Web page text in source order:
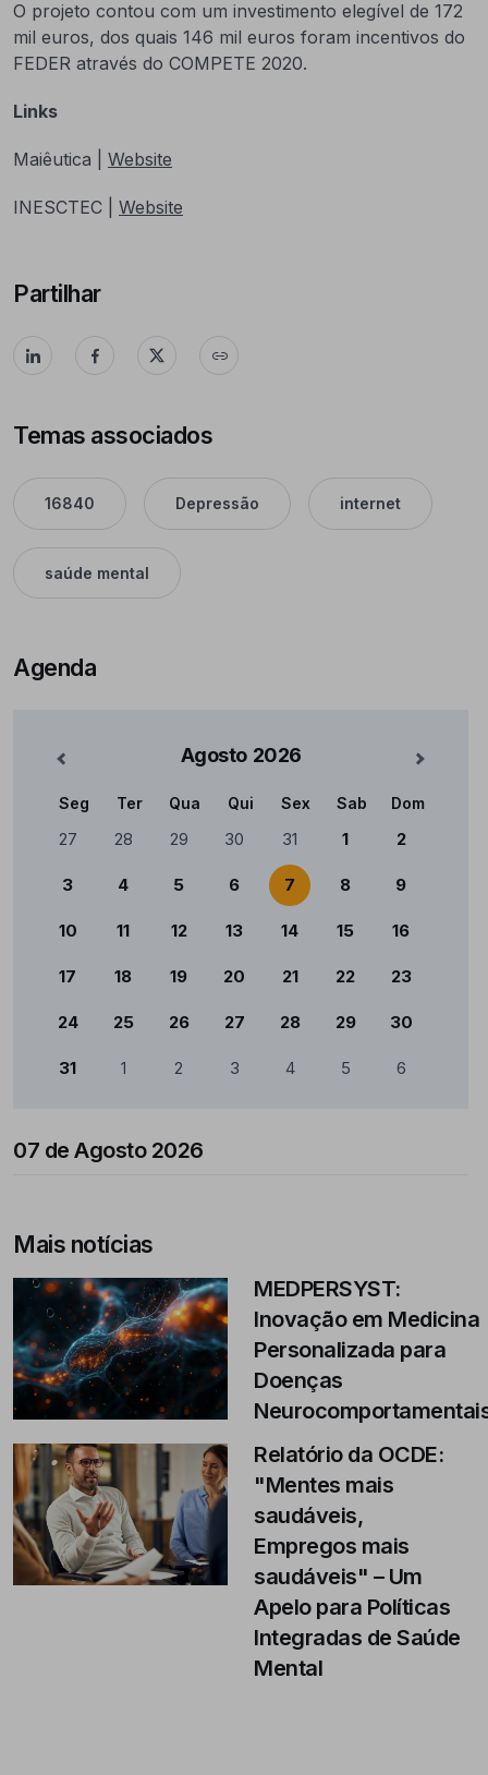
O projeto contou com um investimento elegível de 172
mil euros, dos quais 146 mil euros foram incentivos do
FEDER através do COMPETE 2020.
Links
Maiêutica | Website
INESCTEC | Website
Partilhar
Temas associados
16840 Depressão internet
saúde mental
Agenda
Agosto 2026 Mês
Calendário
Seg Ter Qua Qui Sex Sab Dom
27 28 29 30 31 1 2
3 4 5 6 7 8 9
10 11 12 13 14 15 16
17 18 19 20 21 22 23
24 25 26 27 28 29 30
31 1 2 3 4 5 6
07 de Agosto 2026
Mais notícias
MEDPERSYST:
Inovação em Medicina
Personalizada para
Doenças
Relatório da OCDE:
"Mentes mais
saudáveis,
Empregos mais
saudáveis" – Um
Apelo para Políticas
Integradas de Saúde
Mental